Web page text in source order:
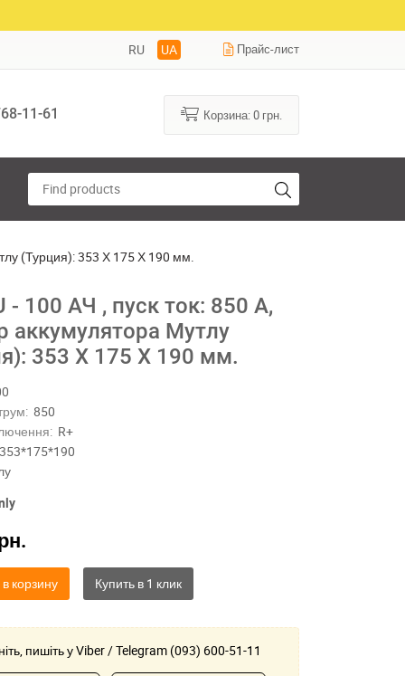
RU UA Прайс-лист
11-61 Корзина:0 грн.
(Турция): 353 Х 175 Х 190 мм.
- 100 АЧ , пуск ток: 850 А,
аккумулятора Мутлу
353 Х 175 Х 190 мм.
850
R+
353*175*190
корзину
пишіть у Viber / Telegram (093) 600-51-11